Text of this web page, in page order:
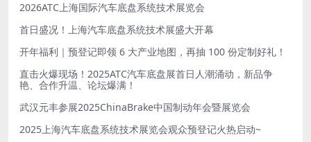
2026ATC上海国际汽车底盘系统技术展览会
首日盛况！上海汽车底盘系统技术展盛大开幕
开年福利｜预登记即领 6 大产业地图，再抽 100 份定制好礼！
直击火爆现场！2025ATC汽车底盘展首日人潮涌动，新品争
艳、合作升温、论坛爆满！
武汉元丰参展2025ChinaBrake中国制动年会暨展览会
2025上海汽车底盘系统技术展览会观众预登记火热启动~